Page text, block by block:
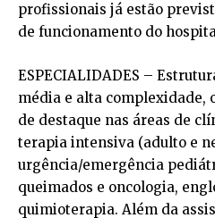
profissionais já estão
de funcionamento do
ESPECIALIDADES –
média e alta complexidade,
de destaque nas áreas de
terapia intensiva (adulto e
urgência/emergência
queimados e oncologia,
quimioterapia. Além da